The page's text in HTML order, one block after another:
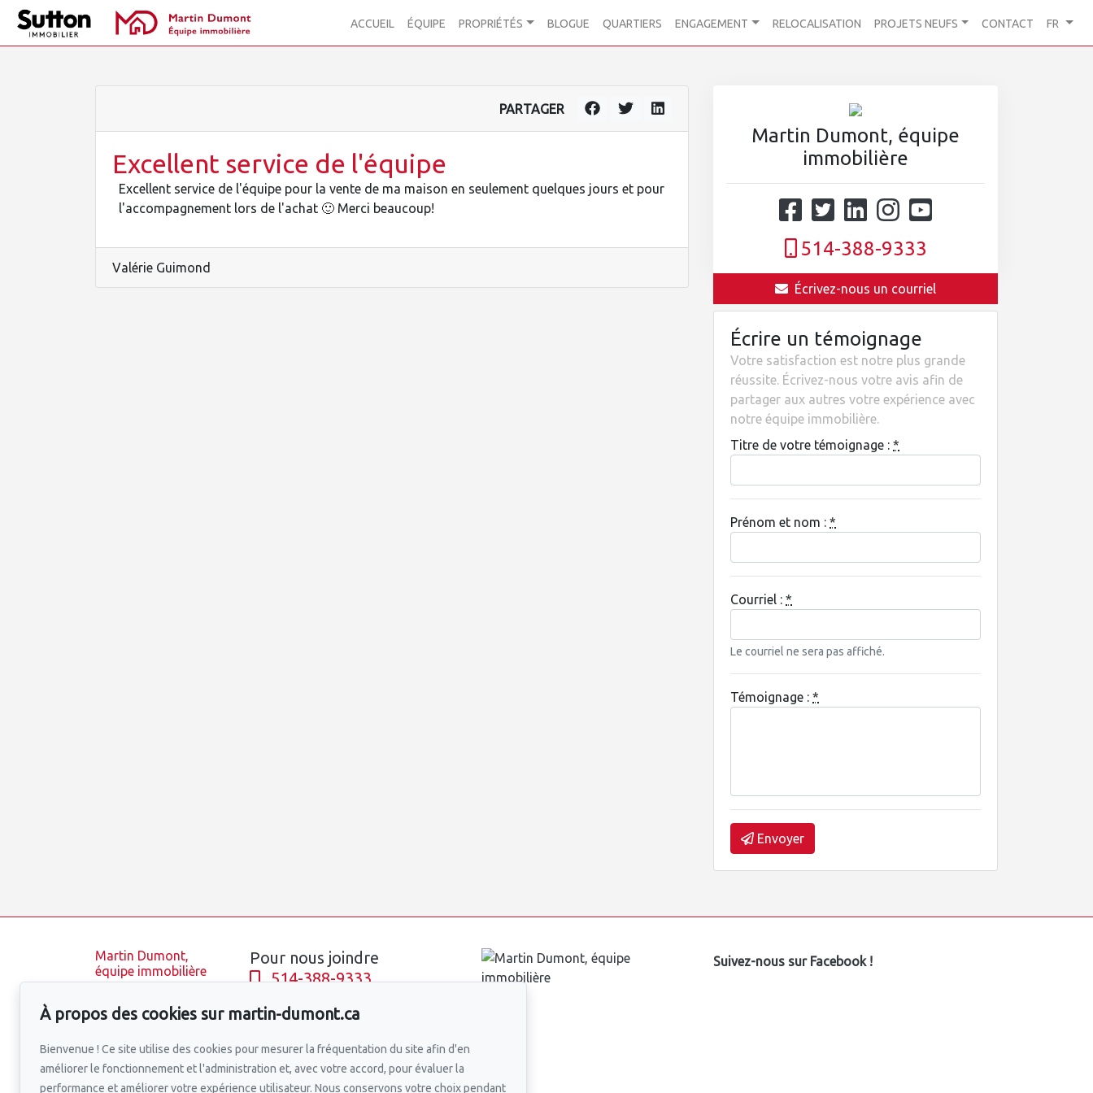
ACCUEIL ÉQUIPE PROPRIÉTÉS BLOGUE QUARTIERS ENGAGEMENT RELOCALISATION PROJETS NEUFS CONTACT FR
PARTAGER
Excellent service de l'équipe
Excellent service de l'équipe pour la vente de ma maison en seulement quelques jours et pour
l'accompagnement lors de l'achat 🙂 Merci beaucoup!
Valérie Guimond
Martin Dumont, équipe
immobilière
514-388-9333
Écrivez-nous un courriel
Écrire un témoignage
Votre satisfaction est notre plus grande
réussite. Écrivez-nous votre avis afin de
partager aux autres votre expérience avec
notre équipe immobilière.
Titre de votre témoignage : *
Prénom et nom : *
Courriel : *
Le courriel ne sera pas affiché.
Témoignage : *
Envoyer
Martin Dumont,
équipe immobilière
Équipe
Blogue
Quartiers
Pour nous joindre
514-388-9333
Écrivez-nous un courriel
Suivez-nous sur Facebook !
À propos des cookies sur martin-dumont.ca
Bienvenue ! Ce site utilise des cookies pour mesurer la fréquentation du site afin d'en
améliorer le fonctionnement et l'administration et, avec votre accord, pour évaluer la
performance et améliorer votre expérience utilisateur. Nous conservons votre choix pendant